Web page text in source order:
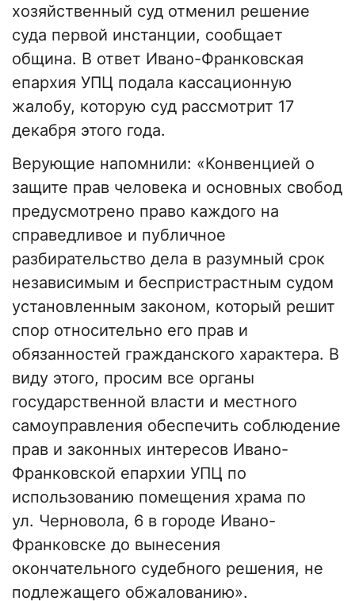
хозяйственный суд отменил решение
суда первой инстанции, сообщает
община. В ответ Ивано-Франковская
епархия УПЦ подала кассационную
жалобу, которую суд рассмотрит 17
декабря этого года.
Верующие напомнили: «Конвенцией о
защите прав человека и основных свобод
предусмотрено право каждого на
справедливое и публичное
разбирательство дела в разумный срок
независимым и беспристрастным судом
установленным законом, который решит
спор относительно его прав и
обязанностей гражданского характера. В
виду этого, просим все органы
государственной власти и местного
самоуправления обеспечить соблюдение
прав и законных интересов Ивано-
Франковской епархии УПЦ по
использованию помещения храма по
ул. Черновола, 6 в городе Ивано-
Франковске до вынесения
окончательного судебного решения, не
подлежащего обжалованию».